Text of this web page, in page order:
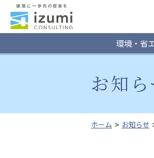
グ
ロ
ー
環境・省
お知ら
ホーム お知らせ